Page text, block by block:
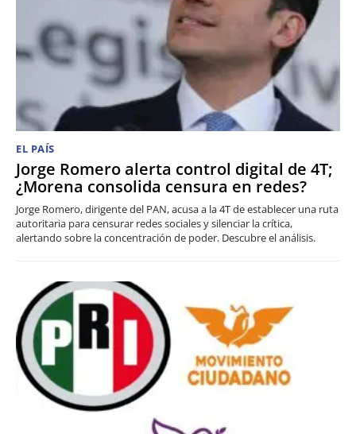
EL PAÍS
Jorge Romero alerta control digital de 4T;
¿Morena consolida censura en redes?
Jorge Romero, dirigente del PAN, acusa a la 4T de establecer una ruta
autoritaria para censurar redes sociales y silenciar la crítica,
alertando sobre la concentración de poder. Descubre el análisis.